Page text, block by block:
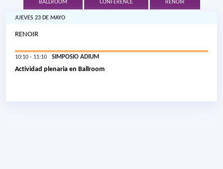
BALLROOM CONFERENCE RENOIR
JUEVES 23 DE MAYO
RENOIR
10:10 - 11:10 SIMPOSIO ADIUM
Actividad plenaria en Ballroom